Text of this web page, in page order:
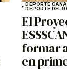
DEPORTE
DEPORTE DEL
El
formar
en